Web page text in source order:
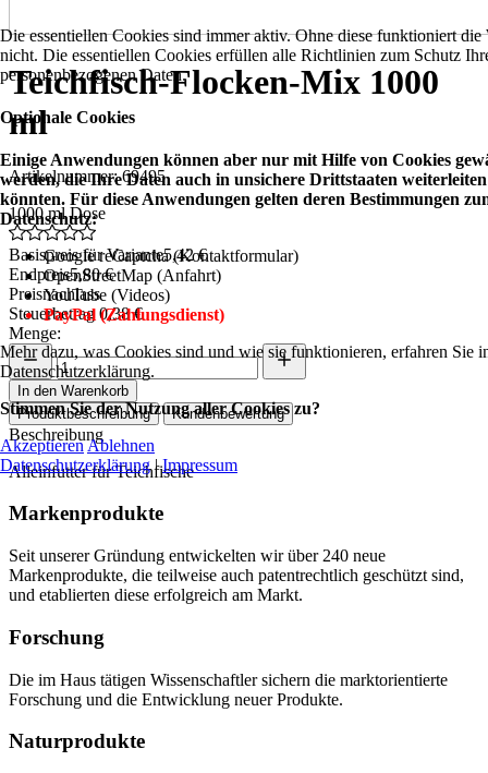
Teichfisch-Flocken-Mix 1000
ml
Artikelnummer: 69495
1000 ml Dose
Basispreis für Variante5,42 €
Endpreis5,80 €
Preisnachlass
Steuerbetrag0,38 €
Menge:
In den Warenkorb
Produktbeschreibung
Kundenbewertung
Beschreibung
Alleinfutter für Teichfische
Markenprodukte
Seit unserer Gründung entwickelten wir über 240 neue
Markenprodukte, die teilweise auch patentrechtlich geschützt sind,
und etablierten diese erfolgreich am Markt.
Forschung
Die im Haus tätigen Wissenschaftler sichern die marktorientierte
Forschung und die Entwicklung neuer Produkte.
Naturprodukte
Die essentiellen Cookies sind immer aktiv. Ohne diese funktioniert die
nicht. Die essentiellen Cookies erfüllen alle Richtlinien zum Schutz
personenbezogenen Daten.
Optionale Cookies
Einige Anwendungen können aber nur mit Hilfe von Cookies
werden, die Ihre Daten auch in unsichere Drittstaaten weiterleiten
könnten. Für diese Anwendungen gelten deren Bestimmungen
Datenschutz:
Google reCaptcha (Kontaktformular)
OpenStreetMap (Anfahrt)
YouTube (Videos)
PayPal (Zahlungsdienst)
Mehr dazu, was Cookies sind und wie sie funktionieren, erfahren Sie
Datenschutzerklärung.
Stimmen Sie der Nutzung aller Cookies zu?
AkzeptierenAblehnen
Datenschutzerklärung|Impressum